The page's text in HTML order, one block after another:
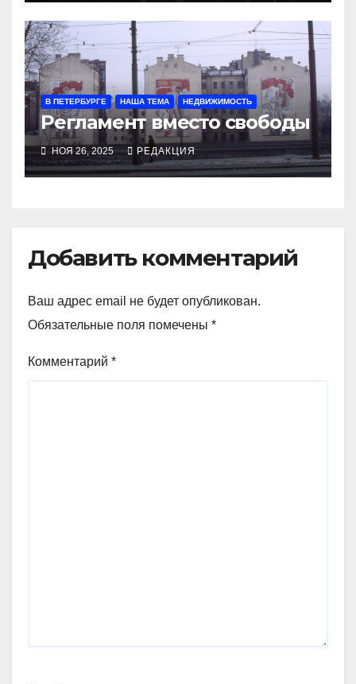
В ПЕТЕРБУРГЕ НАША ТЕМА НЕДВИЖИМОСТЬ
Регламент вместо свободы
НОЯ 26, 2025 РЕДАКЦИЯ
Добавить комментарий
Ваш адрес email не будет опубликован.
Обязательные поля помечены *
Комментарий *